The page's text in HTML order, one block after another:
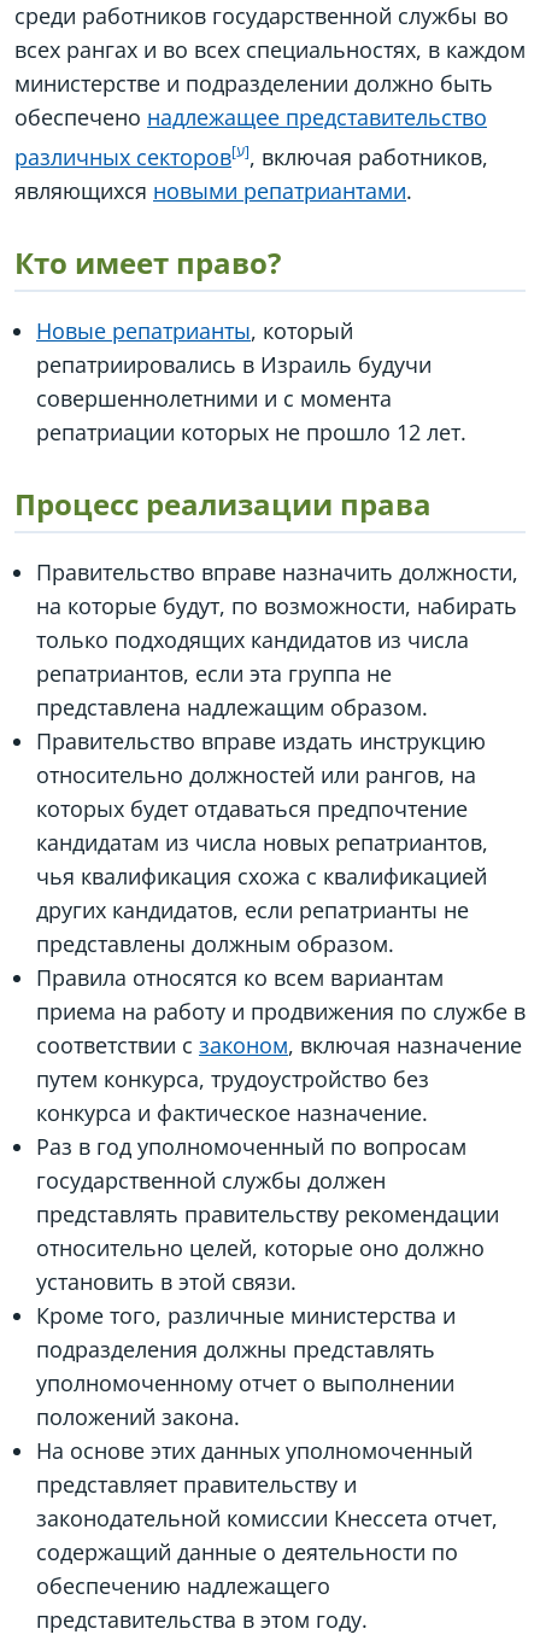
среди работников государственной службы во
всех рангах и во всех специальностях, в каждом
министерстве и подразделении должно быть
обеспечено надлежащее представительство
различных секторов
, включая работников,
являющихся новыми репатриантами.
Кто имеет право?
Новые репатрианты, который
репатриировались в Израиль будучи
совершеннолетними и с момента
репатриации которых не прошло 12 лет.
Процесс реализации права
Правительство вправе назначить должности,
на которые будут, по возможности, набирать
только подходящих кандидатов из числа
репатриантов, если эта группа не
представлена надлежащим образом.
Правительство вправе издать инструкцию
относительно должностей или рангов, на
которых будет отдаваться предпочтение
кандидатам из числа новых репатриантов,
чья квалификация схожа с квалификацией
других кандидатов, если репатрианты не
представлены должным образом.
Правила относятся ко всем вариантам
приема на работу и продвижения по службе в
соответствии с законом, включая назначение
путем конкурса, трудоустройство без
конкурса и фактическое назначение.
Раз в год уполномоченный по вопросам
государственной службы должен
представлять правительству рекомендации
относительно целей, которые оно должно
установить в этой связи.
Кроме того, различные министерства и
подразделения должны представлять
уполномоченному отчет о выполнении
положений закона.
На основе этих данных уполномоченный
представляет правительству и
законодательной комиссии Кнессета отчет,
содержащий данные о деятельности по
обеспечению надлежащего
представительства в этом году.